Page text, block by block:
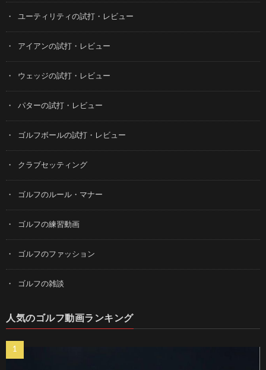
ユーティリティの試打・レビュー
アイアンの試打・レビュー
ウェッジの試打・レビュー
パターの試打・レビュー
ゴルフボールの試打・レビュー
クラブセッティング
ゴルフのルール・マナー
ゴルフの練習動画
ゴルフのファッション
ゴルフの雑談
人気のゴルフ動画ランキング